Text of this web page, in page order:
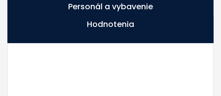
Personál a vybavenie
Hodnotenia